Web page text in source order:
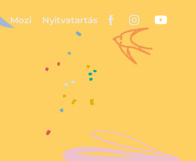
Mozi Nyitvatartás